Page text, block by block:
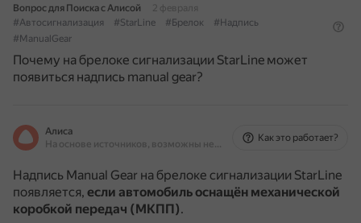
Вопрос для Поиска с Алисой
2 февраля
#Автосигнализация
#StarLine #Брелок
#Надпись
#ManualGear
Почему на брелоке сигнализации StarLine может
появиться надпись manual gear?
Алиса
На основе источников, возможны неточности
Как это работает?
Надпись Manual Gear на брелоке сигнализации StarLine
появляется, если автомобиль оснащён механической
коробкой передач (МКПП).